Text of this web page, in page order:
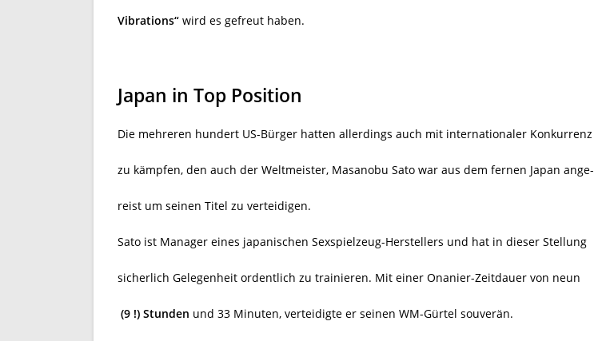
Vibrations“ wird es gefreut haben.
Japan in Top Position
Die mehreren hundert US-Bürger hatten allerdings auch mit internationaler Konkurrenz
zu kämpfen, den auch der Weltmeister, Masanobu Sato war aus dem fernen Japan ange-
reist um seinen Titel zu verteidigen.
Sato ist Manager eines japanischen Sexspielzeug-Herstellers und hat in dieser Stellung
sicherlich Gelegenheit ordentlich zu trainieren. Mit einer Onanier-Zeitdauer von neun
(9 !) Stunden und 33 Minuten, verteidigte er seinen WM-Gürtel souverän.